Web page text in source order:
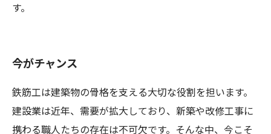
す。
今がチャンス
鉄筋工は建築物の骨格を支える大切な役割を担います。
建設業は近年、需要が拡大しており、新築や改修工事に
携わる職人たちの存在は不可欠です。そんな中、今こそ